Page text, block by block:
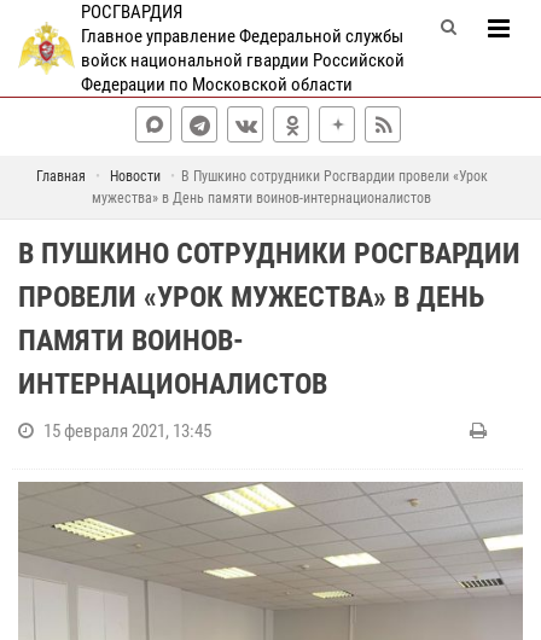
РОСГВАРДИЯ
Главное управление Федеральной службы
войск национальной гвардии Российской
Федерации по Московской области
Главная Новости
В Пушкино сотрудники Росгвардии провели «Урок
мужества» в День памяти воинов-интернационалистов
В ПУШКИНО СОТРУДНИКИ РОСГВАРДИИ
ПРОВЕЛИ «УРОК МУЖЕСТВА» В ДЕНЬ
ПАМЯТИ ВОИНОВ-
ИНТЕРНАЦИОНАЛИСТОВ
15 февраля 2021, 13:45